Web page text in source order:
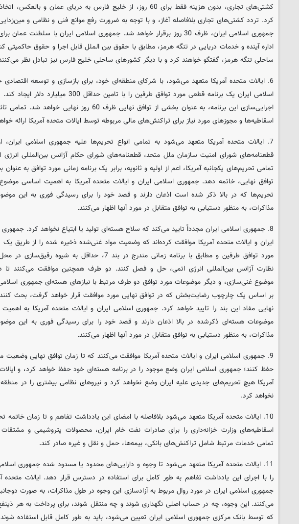
کشتی‌های تجاری، بدون هزینه فقط برای 60 روز، از خلیج فارس به دریای عمان و
کرد. تردد کشتی‌های تجاری بلافاصله آغاز، و با توجه به ضرورت رفع موانع فنی و نظامی و
جمهوری اسلامی ایران، ظرف 30 روز برقرار خواهد شد. جمهوری اسلامی ایران با سلطنت عمان
اداره آینده و خدمات دریایی در تنگه هرمز، مطابق با حقوق بین الملل قابل اجرا و حقوق حاکمیتی
ساحلی تنگه هرمز، گفتگو خواهند کرد و با دیگر کشورهای ساحلی خلیج فارس نیز تبادل نظر
6. ایالات متحده آمریکا متعهد می‌شود، با شرکای منطقه‌ای خود، برای بازسازی و توسعه
اسلامی ایران یک برنامه قطعی مورد توافق طرفین را با تامین حداقل 300
اجرایی‌سازی این برنامه، به عنوان بخشی از توافق نهایی ظرف 60 روز نهایی خواهد
اسقاطیه‌ها و مجوزهای مورد نیاز برای تراکنش‌های مالی مربوطه توسط ایالات متحده آمریکا ارائه
7. ایالات متحده آمریکا متعهد می‌شود به تمامی انواع تحریم‌ها علیه جمهوری اسلامی ایران،
قطعنامه‌های شورای امنیت سازمان ملل متحد، قطعنامه‌های شورای حکام آژانس بین‌المللی انرژی
تمامی تحریم‌های یکجانبه آمریکا، اعم از اولیه و ثانویه، برابر یک برنامه زمانی مورد توافق به
توافق نهایی، خاتمه دهد. جمهوری اسلامی ایران و ایالات متحده آمریکا به اهمیت اساسی
تحریم‌ها که در بالا ذکر شده است اذعان دارند و قصد خود را برای رسیدگی فوری به این
مذاکرات، به منظور دستیابی به توافق متقابل در مورد آنها اظهار می‌کنند.
8. جمهوری اسلامی ایران مجدداً تایید می‌کند که سلاح هسته‌ای تولید یا ابتیاع نخواهد کرد.
ایران و ایالات متحده آمریکا موافقت کرده‌اند که وضعیت مواد غنی‌شده ذخیره شده را از طریق یک
مورد توافق طرفین و مطابق با برنامه زمانی مندرج در بند 7، حداقل به شیوه
نظارت آژانس بین‌المللی انرژی اتمی، حل و فصل کنند. دو طرف همچنین موافقت می‌کنند تا
موضوع غنی‌سازی، و دیگر موضوعات مورد توافق دو طرف مرتبط با نیازهای هسته‌ای جمهوری اسلامی
بر اساس یک چارچوب رضایت‌بخش که در توافق نهایی مورد موافقت قرار خواهد گرفت، بحث
نهایی مفاد این بند را تایید خواهد کرد. جمهوری اسلامی ایران و ایالات متحده آمریکا به
موضوعات هسته‌ای ذکرشده در بالا اذعان دارند و قصد خود را برای رسیدگی فوری به این
مذاکرات، به منظور دستیابی به توافق متقابل در مورد آنها اظهار می‌کنند.
9. جمهوری اسلامی ایران و ایالات متحده آمریکا موافقت می‌کنند که تا زمان توافق نهایی وضعیت
حفظ کنند؛ جمهوری اسلامی ایران وضع موجود را در برنامه هسته‌ای خود حفظ خواهد کرد، و
آمریکا هیچ تحریم‌های جدیدی علیه ایران وضع نخواهد کرد و نیروهای نظامی بیشتری را در
نخواهد کرد.
10. ایالات متحده آمریکا متعهد می‌شود بلافاصله با امضای این یادداشت تفاهم و تا زمان خاتمه
اسقاطیه‌های وزارت خزانه‌داری را برای صادرات نفت خام ایران، محصولات پتروشیمی و مشتقات
تمامی خدمات مرتبط شامل تراکنش‌های بانکی، بیمه‌ها، حمل و نقل و غیره صادر کند.
11. ایالات متحده آمریکا متعهد می‌شود تا وجوه و دارایی‌های محدود یا مسدود شده جمهوری
را با اجرای این یادداشت تفاهم به طور کامل برای استفاده در دسترس قرار دهد. ایالات متحده
جمهوری اسلامی ایران در مورد روال مربوط به آزادسازی این وجوه در طول مذاکرات، به صورت
می‌کنند. این وجوه، چه در حساب اصلی نگهداری شوند و چه منتقل شوند، برای پرداخت به هر
که توسط بانک مرکزی جمهوری اسلامی ایران تعیین می‌شود، باید به طور کامل قابل استفاده